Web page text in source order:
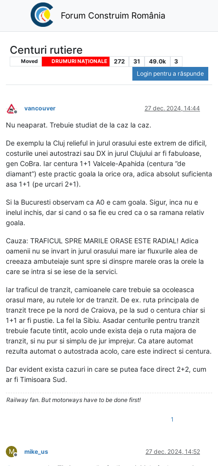
Forum Construim România
Centuri rutiere
Moved DRUMURI NAȚIONALE 272 31 49.0k
3
Login pentru a răspunde
Deconectat
vancouver 27 dec. 2024, 14:44
Nu neaparat. Trebuie studiat de la caz la caz.
De exemplu la Cluj relieful in jurul orasului este extrem de dificil,
costurile unei autostrazi sau DX in jurul Clujului ar fi fabuloase,
gen CoBra. Iar centura 1+1 Valcele-Apahida (centura ”de
diamant”) este practic goala la orice ora, adica absolut suficienta
asa 1+1 (pe urcari 2+1).
Si la Bucuresti observam ca A0 e cam goala. Sigur, inca nu e
inelul inchis, dar si cand o sa fie eu cred ca o sa ramana relativ
goala.
Cauza: TRAFICUL SPRE MARILE ORASE ESTE RADIAL! Adica
oamenii nu se invart in jurul orasului mare iar fluxurile alea de
creeaza ambuteiaje sunt spre si dinspre marele oras la orele la
care se intra si se iese de la servici.
Iar traficul de tranzit, camioanele care trebuie sa ocoleasca
orasul mare, au rutele lor de tranzit. De ex. ruta principala de
tranzit trece pe la nord de Craiova, pe la sud o centura chiar si
1+1 ar fi pustie. La fel la Sibiu. Asadar centurile pentru tranzit
trebuie facute tintit, acolo unde exista deja o ruta majora de
tranzit, si nu pur si simplu de jur imprejur. Ca atare automat
rezulta automat o autostrada acolo, care este indirect si centura.
Dar evident exista cazuri in care se putea face direct 2+2, cum
ar fi Timisoara Sud.
Railway fan. But motorways have to be done first!
1
M
Deconectat
mike_us 27 dec. 2024, 14:52